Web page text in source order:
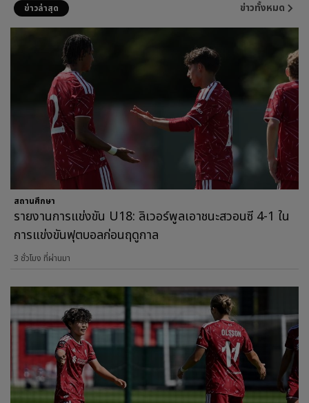
ข่าวล่าสุด ข่าวทั้งหมด
สถานศึกษา
รายงานการแข่งขัน U18: ลิเวอร์พูลเอาชนะสวอนซี 4-1 ใน
การแข่งขันฟุตบอลก่อนฤดูกาล
3 ชั่วโมง ที่ผ่านมา